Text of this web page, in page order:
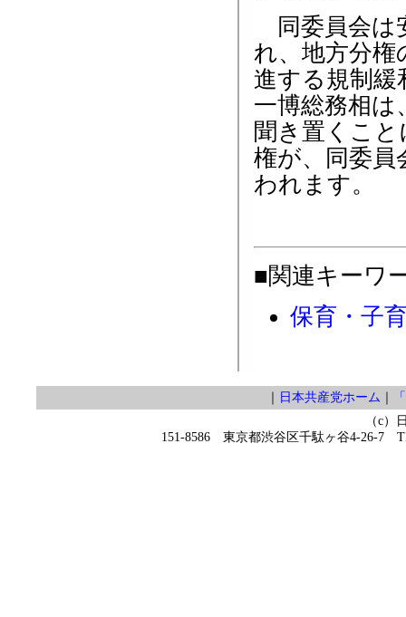
同委員会は
れ、地方分権
進する規制緩
一博総務相は
聞き置くこ
権が、同委員
われます。
■関連キーワ
保育・子
｜ 日本共産党ホーム ｜
（c）
151-8586 東京都渋谷区千駄ヶ谷4-26-7